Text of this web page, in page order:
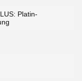
Platin-